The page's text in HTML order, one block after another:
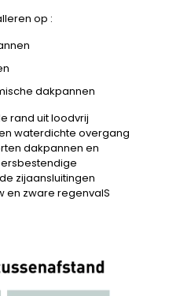
op :
dakpannen
rand uit loodvrij
waterdichte overgang
dakpannen en
zijaansluitingen
en zware regenvalS